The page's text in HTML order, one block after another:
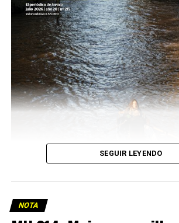
SEGUIR LEYENDO
NOTA